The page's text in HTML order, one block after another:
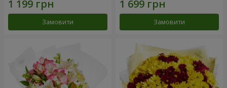
Замовити Замовити